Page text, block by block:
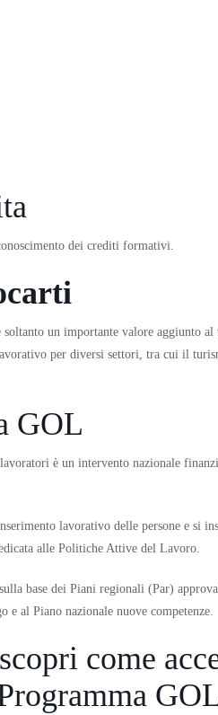
dei crediti formativi.
un importante valore aggiunto
per diversi settori, tra cui il
GOL
è un intervento nazionale
lavorativo delle persone e si
alle Politiche Attive del Lavoro.
base dei Piani regionali (Par)
e al Piano nazionale nuove competenze.
come